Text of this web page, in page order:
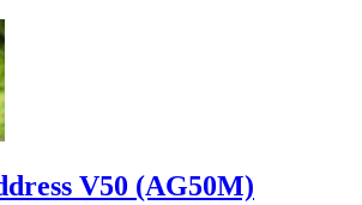
V50 (AG50M)